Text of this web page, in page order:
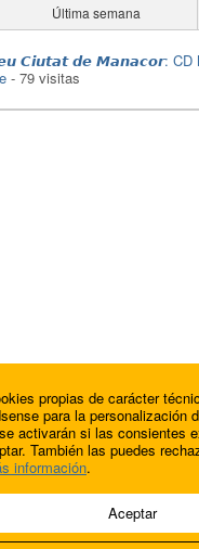
Última semana
𝘾𝙞𝙪𝙩𝙖𝙩 𝙙𝙚 𝙈𝙖𝙣𝙖𝙘𝙤𝙧: CD
- 79 visitas
Corporativas IP, SL.
propias de carácter
para la personalización
activarán si las consientes
También las puedes
información.
Aceptar